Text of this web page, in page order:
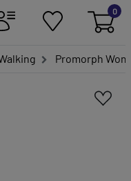
0
Promorph